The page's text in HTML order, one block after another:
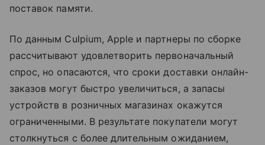
поставок памяти.
По данным Culpium, Apple и партнеры по сборке
рассчитывают удовлетворить первоначальный
спрос, но опасаются, что сроки доставки онлайн-
заказов могут быстро увеличиться, а запасы
устройств в розничных магазинах окажутся
ограниченными. В результате покупатели могут
столкнуться с более длительным ожиданием,